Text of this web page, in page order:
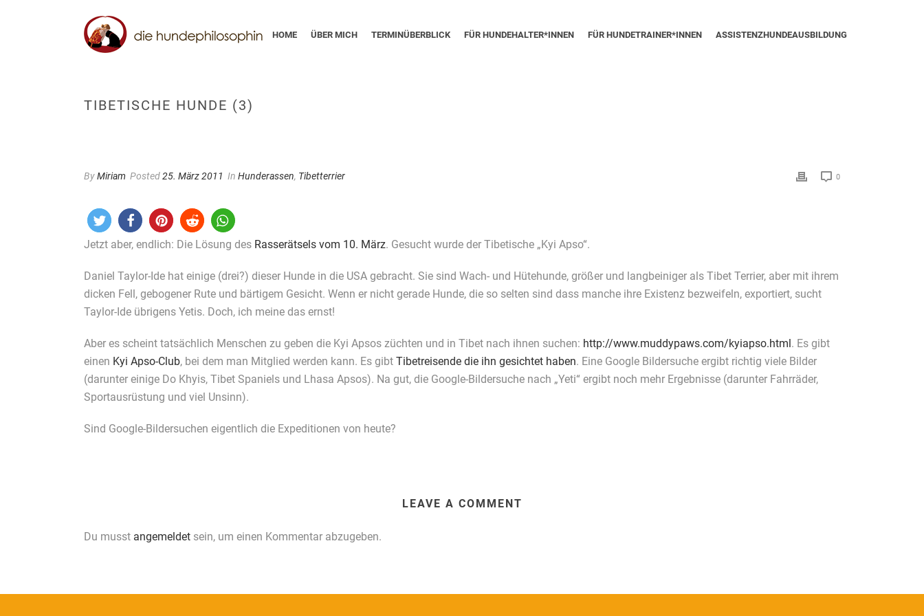
HOME ÜBER MICH TERMINÜBERBLICK FÜR HUNDEHALTER*INNEN FÜR HUNDETRAINER*INNEN ASSISTENZHUNDEAUSBILDUNG
TIBETISCHE HUNDE (3)
ByMiriam Posted25. März 2011 In Hunderassen, Tibetterrier 0
Jetzt aber, endlich: Die Lösung des Rasserätsels vom 10. März. Gesucht wurde der Tibetische „Kyi Apso“.
Daniel Taylor-Ide hat einige (drei?) dieser Hunde in die USA gebracht. Sie sind Wach- und Hütehunde, größer und langbeiniger als Tibet Terrier, aber mit ihrem
dicken Fell, gebogener Rute und bärtigem Gesicht. Wenn er nicht gerade Hunde, die so selten sind dass manche ihre Existenz bezweifeln, exportiert, sucht
Taylor-Ide übrigens Yetis. Doch, ich meine das ernst!
Aber es scheint tatsächlich Menschen zu geben die Kyi Apsos züchten und in Tibet nach ihnen suchen: http://www.muddypaws.com/kyiapso.html. Es gibt
einen Kyi Apso-Club, bei dem man Mitglied werden kann. Es gibt Tibetreisende die ihn gesichtet haben. Eine Google Bildersuche ergibt richtig viele Bilder
(darunter einige Do Khyis, Tibet Spaniels und Lhasa Apsos). Na gut, die Google-Bildersuche nach „Yeti“ ergibt noch mehr Ergebnisse (darunter Fahrräder,
Sportausrüstung und viel Unsinn).
Sind Google-Bildersuchen eigentlich die Expeditionen von heute?
LEAVE A COMMENT
Du musst angemeldet sein, um einen Kommentar abzugeben.